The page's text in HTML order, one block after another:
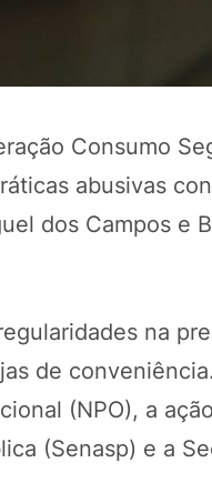
Consumo
abusivas
dos Campos e
na
de
(NPO), a
(Senasp) e a